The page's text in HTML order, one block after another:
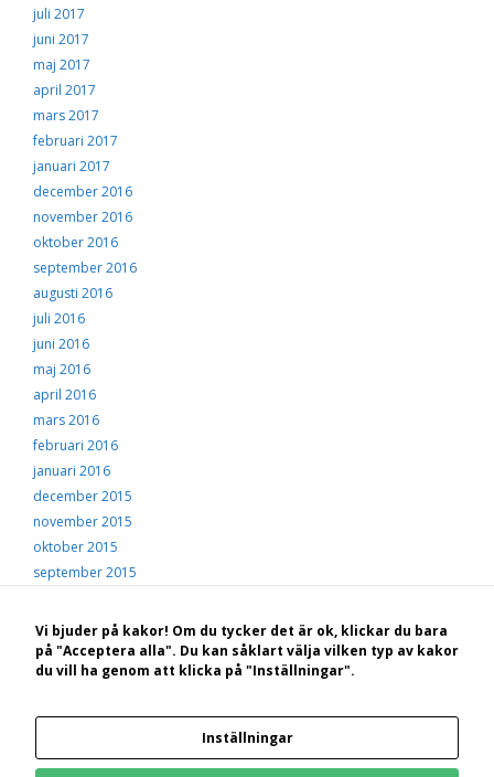
juli 2017
juni 2017
maj 2017
april 2017
mars 2017
februari 2017
januari 2017
december 2016
november 2016
oktober 2016
september 2016
augusti 2016
juli 2016
juni 2016
maj 2016
april 2016
mars 2016
februari 2016
januari 2016
december 2015
november 2015
oktober 2015
september 2015
juli 2015
juni 2015
maj 2015
© 2026 Hälsingekusten• Byggt med
Bakom Hälsingekusten.se står: STF Hotell, konferens och vandrarhem Hudiksvall
Vi bjuder på kakor! Om du tycker det är ok, klickar du bara
på "Acceptera alla". Du kan såklart välja vilken typ av kakor
du vill ha genom att klicka på "Inställningar".
Inställningar